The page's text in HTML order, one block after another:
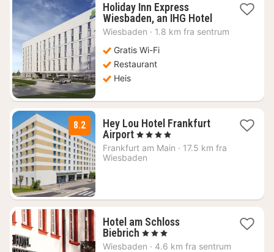
Holiday Inn Express
Wiesbaden, an IHG Hotel1
natt
Wiesbaden · 1.8 km fra sentrum
Gratis Wi-Fi
Restaurant
Heis
8.2
Hey Lou Hotel Frankfurt
Airport2
netter
fra
, 4 Stjerner
Frankfurt am Main · 17.5 km fra
Wiesbaden
Hotel am Schloss
Biebrich 1
natt
, 3 Stjerner
Wiesbaden · 4.6 km fra sentrum